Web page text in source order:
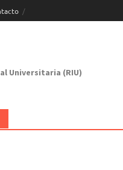
Universitaria (RIU)